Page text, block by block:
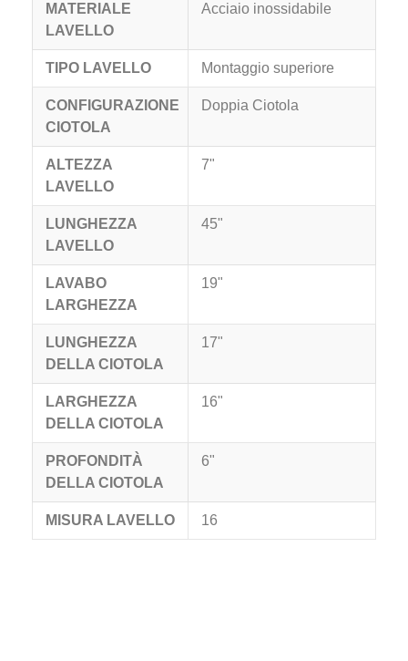
MATERIALE
LAVELLO
Acciaio inossidabile
TIPO LAVELLO Montaggio superiore
CONFIGURAZIONE
CIOTOLA
Doppia Ciotola
ALTEZZA
LAVELLO
7"
LUNGHEZZA
LAVELLO
45"
LAVABO
LARGHEZZA
19"
LUNGHEZZA
DELLA CIOTOLA
17"
LARGHEZZA
DELLA CIOTOLA
16"
PROFONDITÀ
DELLA CIOTOLA
6"
MISURA LAVELLO 16